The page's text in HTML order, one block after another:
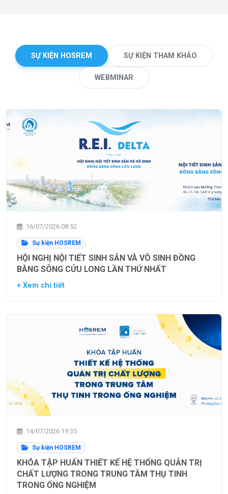
SỰ KIỆN HOSREM SỰ KIỆN THAM KHẢO
WEBMINAR
16/07/2026 08:52
Sự kiện HOSREM
HỘI NGHỊ NỘI TIẾT SINH SẢN VÀ VÔ SINH ĐỒNG
BẰNG SÔNG CỬU LONG LẦN THỨ NHẤT
+ Xem chi tiết
14/07/2026 19:35
Sự kiện HOSREM
KHÓA TẬP HUẤN THIẾT KẾ HỆ THỐNG QUẢN TRỊ
CHẤT LƯỢNG TRONG TRUNG TÂM THỤ TINH
TRONG ỐNG NGHIỆM